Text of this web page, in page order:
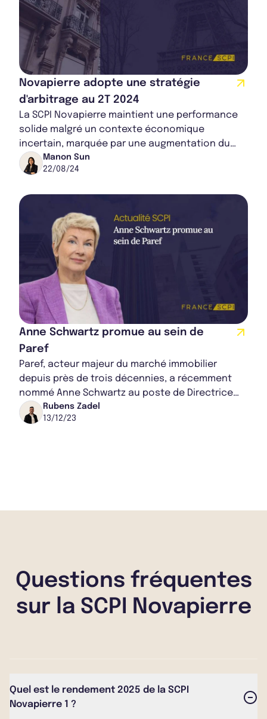
Novapierre adopte une stratégie
d'arbitrage au 2T 2024
La SCPI Novapierre maintient une performance
solide malgré un contexte économique
incertain, marquée par une augmentation du
Taux d'Occupation Financier à 89,2% et une
distribution...
Manon Sun
22/08/24
Anne Schwartz promue au sein de
Paref
Paref, acteur majeur du marché immobilier
depuis près de trois décennies, a récemment
nommé Anne Schwartz au poste de Directrice
Générale Déléguée. Cette décision marque un
tournan...
Rubens Zadel
13/12/23
Questions fréquentes
sur la SCPI Novapierre
Quel est le rendement 2025 de la SCPI
Novapierre 1 ?